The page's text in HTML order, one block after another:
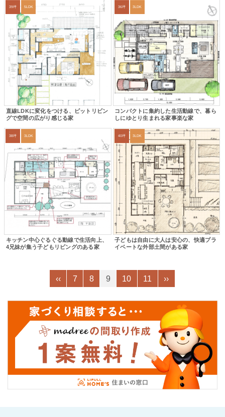
39坪 5LDK
直線LDKに変化をつける、ピットリビン
グで空間の広がり感じる家
36坪 3LDK
コンパクトに集約した生活動線で、暮ら
しにゆとり生まれる家事楽な家
38坪 3LDK
キッチン中心ぐるぐる動線で生活向上、
4兄妹が集う子どもリビングのある家
40坪 3LDK
子どもは自由に大人は安心の、快適プラ
イベートな外部土間がある家
‹‹ 7 8 9 10 11 ››